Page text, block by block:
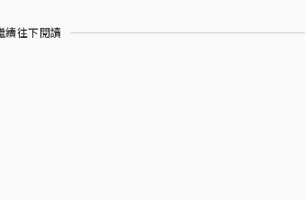
續往下閱讀